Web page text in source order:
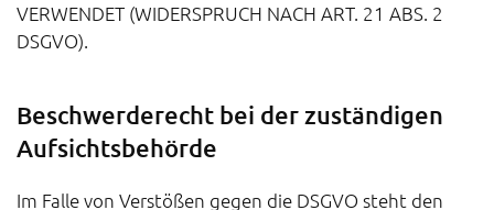
VERWENDET (WIDERSPRUCH NACH ART. 21 ABS. 2
DSGVO).
Beschwerde­recht bei der zuständigen
Aufsichts­behörde
Im Falle von Verstößen gegen die DSGVO steht den